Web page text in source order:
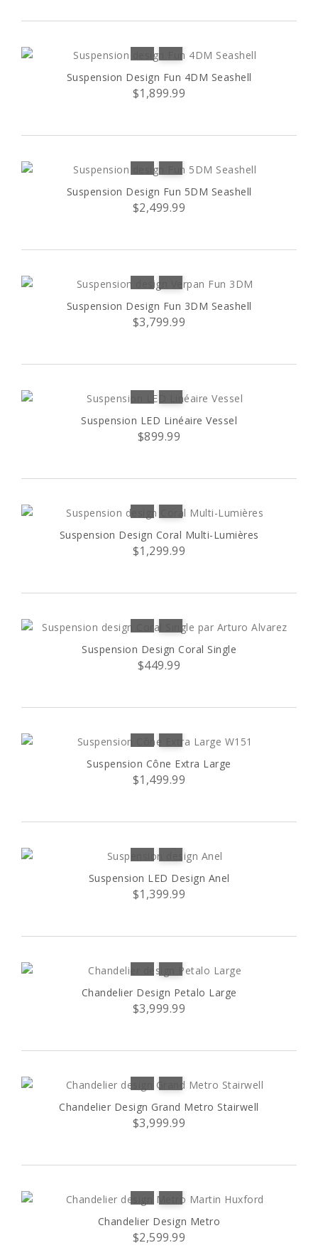
Suspension Design Fun 4DM Seashell
$1,899.99
Suspension Design Fun 5DM Seashell
$2,499.99
Suspension Design Fun 3DM Seashell
$3,799.99
Suspension LED Linéaire Vessel
$899.99
Suspension Design Coral Multi-Lumières
$1,299.99
Suspension Design Coral Single
$449.99
Suspension Cône Extra Large
$1,499.99
Suspension LED Design Anel
$1,399.99
Chandelier Design Petalo Large
$3,999.99
Chandelier Design Grand Metro Stairwell
$3,999.99
Chandelier Design Metro
$2,599.99